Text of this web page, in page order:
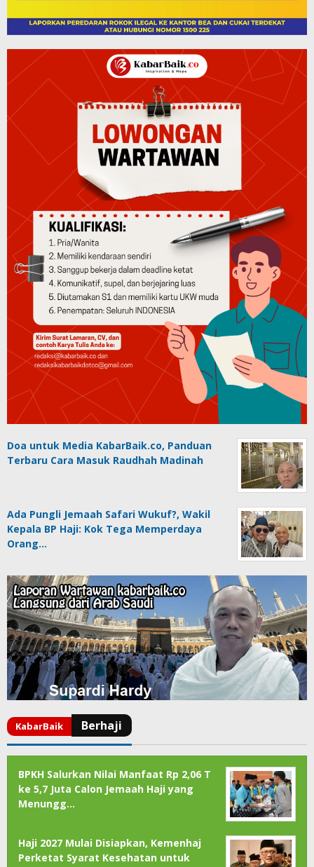
Doa untuk Media KabarBaik.co, Panduan
Terbaru Cara Masuk Raudhah Madinah
Ada Pungli Jemaah Safari Wukuf?, Wakil
Kepala BP Haji: Kok Tega Memperdaya
Orang…
BPKH Salurkan Nilai Manfaat Rp 2,06 T
ke 5,7 Juta Calon Jemaah Haji yang
Menungg…
Haji 2027 Mulai Disiapkan, Kemenhaj
Perketat Syarat Kesehatan untuk